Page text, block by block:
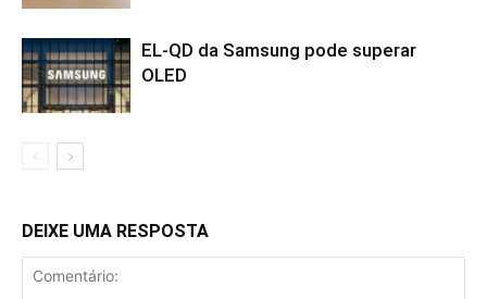
EL-QD da Samsung pode superar
OLED
DEIXE UMA RESPOSTA